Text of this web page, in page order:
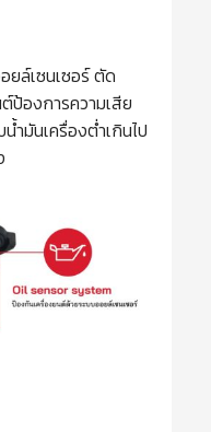
ยล์เซนเซอร์ ตัด
ป้องการความเสีย
มันเครื่องต่ำเกินไป